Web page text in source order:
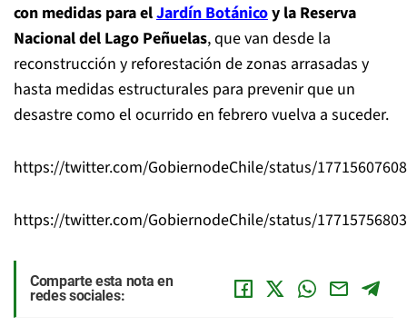
con medidas para elJardín Botánicoy la Reserva
Nacional del Lago Peñuelas, que van desde la
reconstrucción y reforestación de zonas arrasadas y
hasta medidas estructurales para prevenir que un
desastre como el ocurrido en febrero vuelva a suceder.
https://twitter.com/GobiernodeChile/status/
https://twitter.com/GobiernodeChile/status/
Comparte esta nota en
redes sociales: